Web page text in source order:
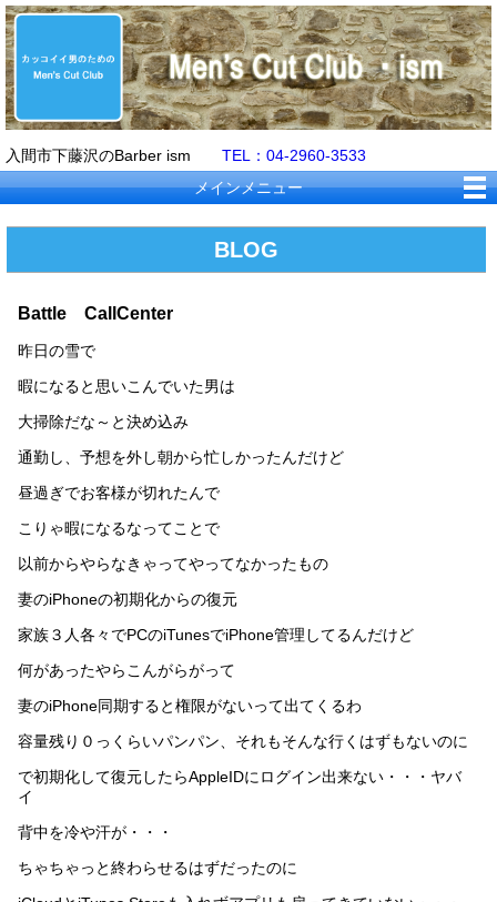
入間市下藤沢のBarber ism TEL：04-2960-3533
メインメニュー
BLOG
Battle CallCenter
昨日の雪で
暇になると思いこんでいた男は
大掃除だな～と決め込み
通勤し、予想を外し朝から忙しかったんだけど
昼過ぎでお客様が切れたんで
こりゃ暇になるなってことで
以前からやらなきゃってやってなかったもの
妻のiPhoneの初期化からの復元
家族３人各々でPCのiTunesでiPhone管理してるんだけど
何があったやらこんがらがって
妻のiPhone同期すると権限がないって出てくるわ
容量残り０っくらいパンパン、それもそんな行くはずもないのに
で初期化して復元したらAppleIDにログイン出来ない・・・ヤバ
イ
背中を冷や汗が・・・
ちゃちゃっと終わらせるはずだったのに